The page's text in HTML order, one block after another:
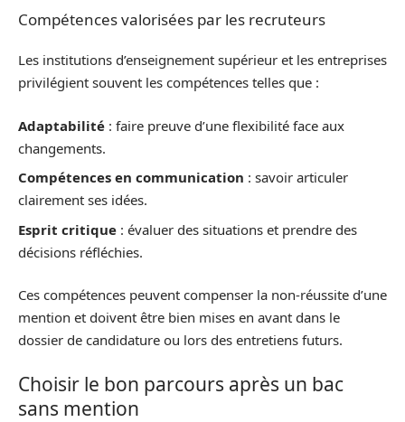
Compétences valorisées par les recruteurs
Les institutions d’enseignement supérieur et les entreprises
privilégient souvent les compétences telles que :
Adaptabilité : faire preuve d’une flexibilité face aux
changements.
Compétences en communication : savoir articuler
clairement ses idées.
Esprit critique : évaluer des situations et prendre des
décisions réfléchies.
Ces compétences peuvent compenser la non-réussite d’une
mention et doivent être bien mises en avant dans le
dossier de candidature ou lors des entretiens futurs.
Choisir le bon parcours après un bac
sans mention